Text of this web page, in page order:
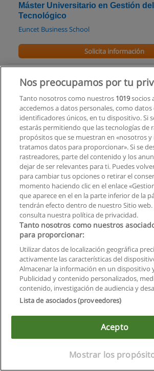
Máster Universitario en Gestión
Tecnológico
Euncet Business School
Solicita información
Proyectos
Fundación General de la Universidad de
Solicita información
Maestría Universitaria en Gestión
Project Management
Universidad Internacional de Valencia (VIU)
Solicita información
Maestría en Gestión de Proyectos
UPACIFICOnline
Solicita información
Máster Universitario en Dirección
Proyectos
UNIE Universidad
Solicita información
Maestría Dirección Y Gestión De
Ong Y Entidades Sin Lucro +
Cooperación Internacional
Nos preocupamos por tu
Tanto nosotros como nuestros 1019socios
accedemos a datos personales, como datos
identificadores únicos, en tu dispositivo. Si
estarás permitiendo que las tecnologías de
propósitos que se muestran en «nosotros
tratamos datos para proporcionar». Si se
rastreadores, parte del contenido y los
dejar de ser relevantes para ti. Puedes
para cambiar tus opciones o retirar el
momento haciendo clic en el enlace
que aparece en el en la parte inferior de la
tendrán efecto dentro de nuestro Sitio web.
consulta nuestra política de privacidad.
Tanto nosotros como nuestros
para proporcionar:
Utilizar datos de localización geográfica
activamente las características del
Almacenar la información en un dispositivo
Publicidad y contenido personalizados,
contenido, investigación de audiencia y
Lista de asociados (proveedores)
Acepto
Mostrar los